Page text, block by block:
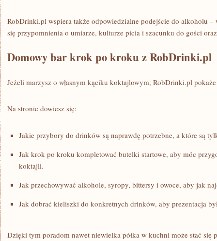
RobDrinki.pl wspiera także odpowiedzialne podejście do alkoholu –
się przypomnienia o umiarze, kulturze picia i szacunku do gości
Domowy bar krok po kroku z RobDrinki.pl
Jeżeli marzysz o własnym kąciku koktajlowym, RobDrinki.pl
Na stronie dowiesz się:
Jakie przybory do drinków są naprawdę potrzebne, a które są
Jak krok po kroku kompletować butelki startowe, aby móc
koktajli.
Jak przechowywać alkohole, syropy, bittersy i owoce, aby jak
Jak dobrać kieliszki do konkretnych drinków, aby prezentacja
Dzięki tym poradom nawet niewielka półka w kuchni może stać się